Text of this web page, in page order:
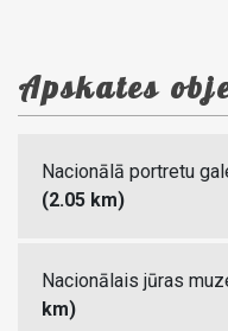
Apskates
Nacionālā portretu
(2.05 km)
Nacionālais jūras
km)